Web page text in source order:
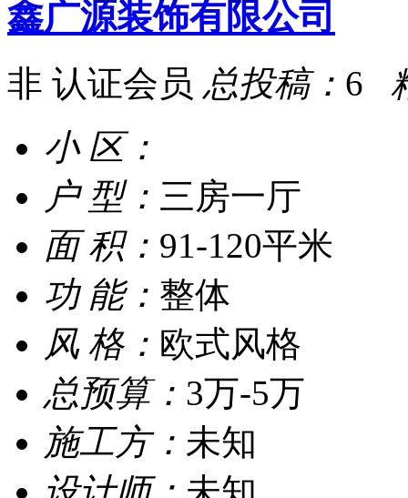
鑫广源装饰有限公司
非 认证会员 总投稿： 6
小 区：
户 型： 三房一厅
面 积： 91-120平米
功 能： 整体
风 格： 欧式风格
总预算： 3万-5万
施工方： 未知